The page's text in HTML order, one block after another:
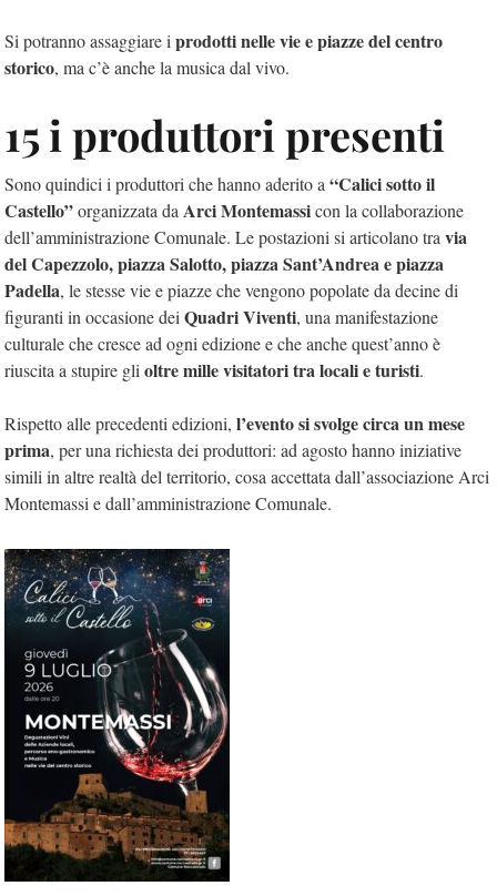
Si potranno assaggiare i prodotti nelle vie e piazze del centro
storico, ma c’è anche la musica dal vivo.
15 i produttori presenti
Sono quindici i produttori che hanno aderito a “Calici sotto il
Castello”organizzata da Arci Montemassicon la collaborazione
dell’amministrazione Comunale. Le postazioni si articolano tra via
del Capezzolo, piazza Salotto, piazza Sant’Andrea e piazza
Padella, le stesse vie e piazze che vengono popolate da decine di
figuranti in occasione dei Quadri Viventi, una manifestazione
culturale che cresce ad ogni edizione e che anche quest’anno è
riuscita a stupire gli oltre mille visitatori tra locali e turisti.
Rispetto alle precedenti edizioni, l’evento si svolge circa un mese
prima, per una richiesta dei produttori: ad agosto hanno iniziative
simili in altre realtà del territorio, cosa accettata dall’associazione Arci
Montemassi e dall’amministrazione Comunale.